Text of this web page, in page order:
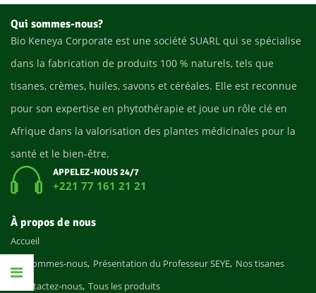
Qui sommes-nous?
Bio Keneya Corporate est une société SUARL qui se spécialise
dans la fabrication de produits 100 % naturels, tels que
tisanes, crèmes, huiles, savons et céréales. Elle est reconnue
pour son expertise en phytothérapie et joue un rôle clé en
Afrique dans la valorisation des plantes médicinales pour la
santé et le bien-être.
APPELEZ-NOUS 24/7
+221 77 161 21 21
À propos de nous
Accueil
Qui sommes-nous Présentation du Professeur SEYE Nos tisanes
Contactez-nous Tous les produits